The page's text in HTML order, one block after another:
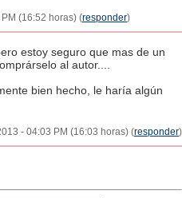
(16:52 horas) (responder)
estoy seguro que mas de un
al autor....
bien hecho, le haría algún
- 04:03 PM (16:03 horas) (responder)